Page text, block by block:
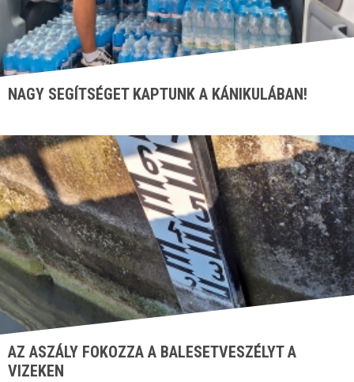
NAGY SEGÍTSÉGET KAPTUNK A KÁNIKULÁBAN!
AZ ASZÁLY FOKOZZA A BALESETVESZÉLYT A
VIZEKEN